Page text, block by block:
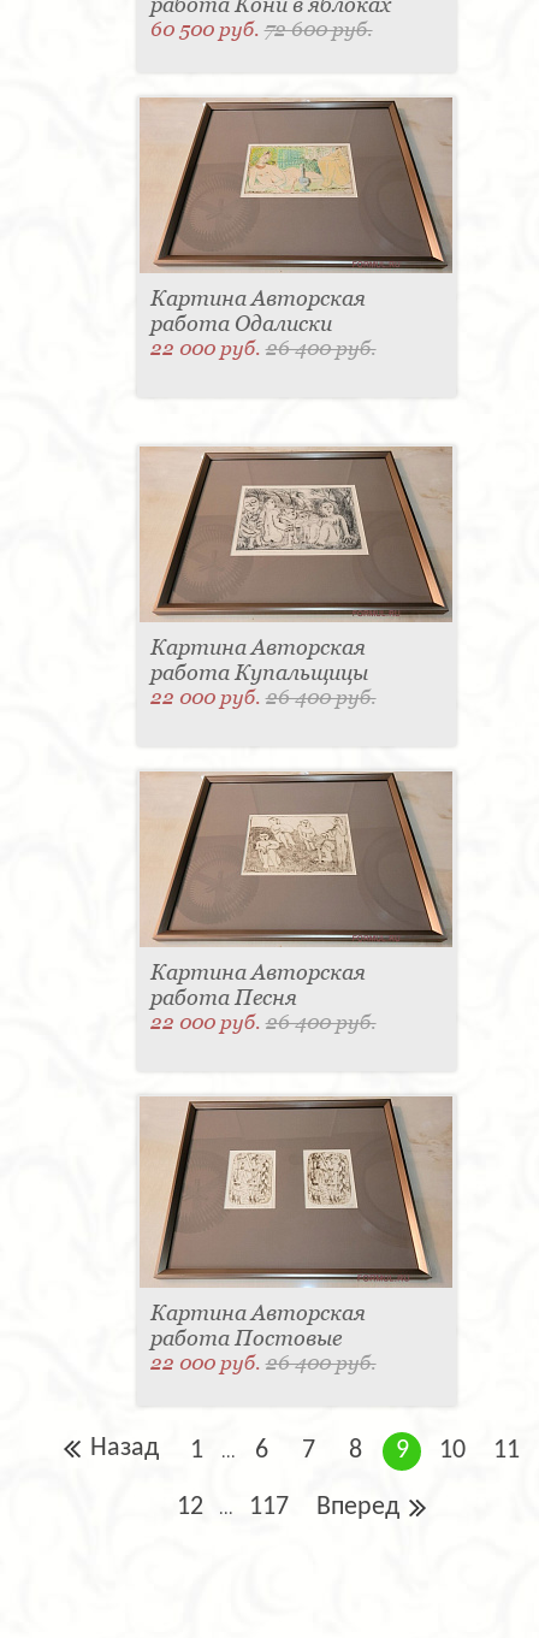
60 500 руб.72 600 руб.
Картина Авторская
работа Одалиски
22 000 руб.26 400 руб.
Картина Авторская
работа Купальщицы
22 000 руб.26 400 руб.
Картина Авторская
работа Песня
22 000 руб.26 400 руб.
Картина Авторская
работа Постовые
22 000 руб.26 400 руб.
Назад 1 ... 6 7 8 9 10 11
12 ... 117 Вперед